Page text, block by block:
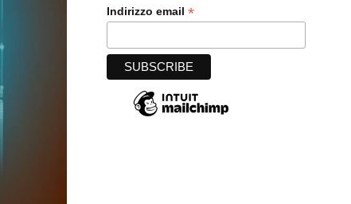
Indirizzo email *